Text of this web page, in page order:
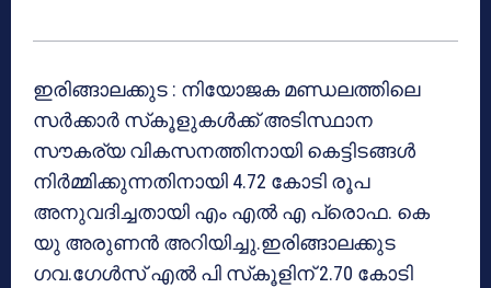
ഇരിങ്ങാലക്കുട : നിയോജക മണ്ഡലത്തിലെ
സര്‍ക്കാര്‍ സ്‌കൂളുകള്‍ക്ക് അടിസ്ഥാന
സൗകര്യ വികസനത്തിനായി കെട്ടിടങ്ങള്‍
നിര്‍മ്മിക്കുന്നതിനായി 4.72 കോടി രൂപ
അനുവദിച്ചതായി എം എല്‍ എ പ്രൊഫ. കെ
യു അരുണന്‍ അറിയിച്ചു.ഇരിങ്ങാലക്കുട
ഗവ.ഗേള്‍സ് എല്‍ പി സ്‌കൂളിന് 2.70 കോടി